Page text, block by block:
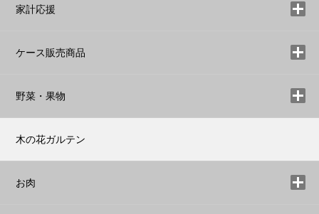
家計応援
ケース販売商品
野菜・果物
木の花ガルテン
お肉